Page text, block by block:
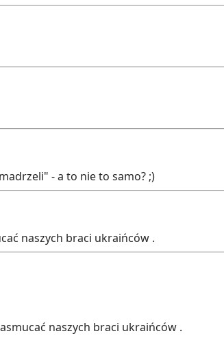
- a to nie to samo? ;)
naszych braci ukraińców .
naszych braci ukraińców .